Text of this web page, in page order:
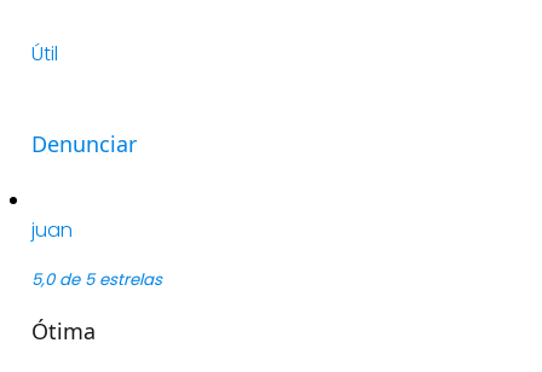
Útil
Denunciar
juan
5,0 de 5 estrelas
Ótima